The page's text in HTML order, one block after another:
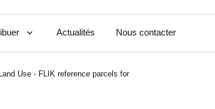
Actualités Nous contacter
Use - FLIK reference parcels for